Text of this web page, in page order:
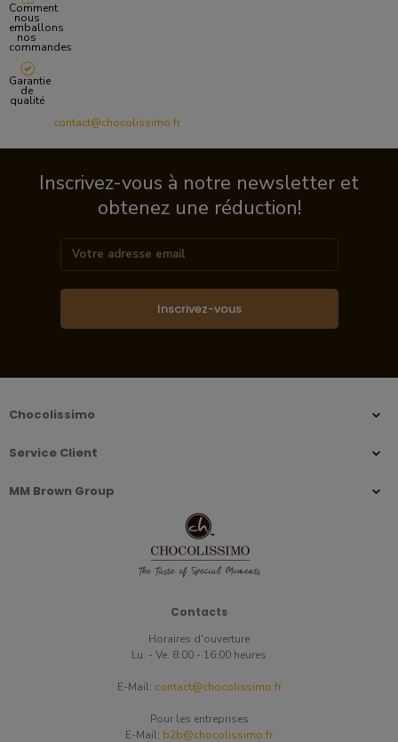
Comment
nous
emballons
nos
commandes
Garantie
de
qualité
contact@chocolissimo.fr
Inscrivez-vous à notre newsletter et
obtenez une réduction!
Inscrivez-vous
Chocolissimo
Service Client
MM Brown Group
Contacts
Horaires d'ouverture
Lu. - Ve. 8:00 - 16:00 heures
E-Mail: contact@chocolissimo.fr
Pour les entreprises
E-Mail: b2b@chocolissimo.fr